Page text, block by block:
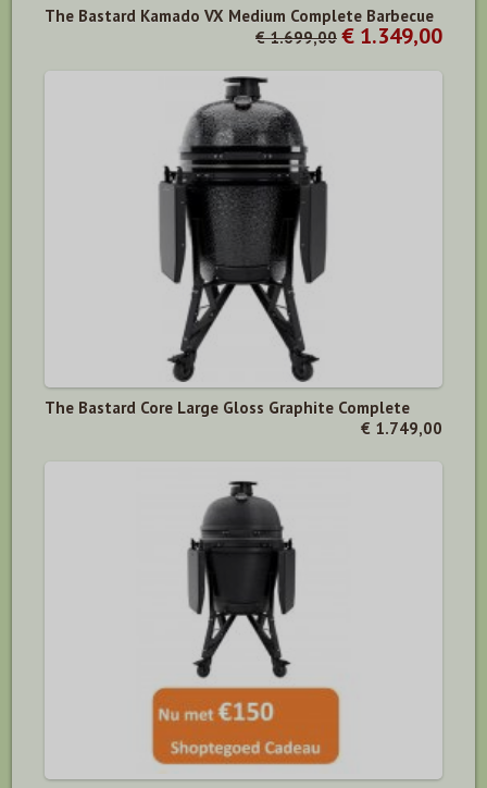
The Bastard Kamado VX Medium Complete Barbecue
€ 1.699,00 € 1.349,00
The Bastard Core Large Gloss Graphite Complete
€ 1.749,00